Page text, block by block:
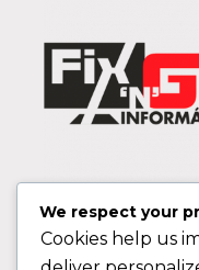
We respect your
Cookies help us